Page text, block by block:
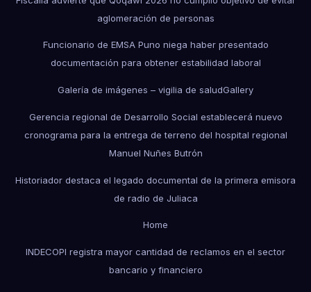
aglomeración de personas
Funcionario de EMSA Puno niega haber presentado
documentación para obtener estabilidad laboral
Galería de imágenes – vigilia de saludGallery
Gerencia regional de Desarrollo Social establecerá nuevo
cronograma para la entrega de terreno del hospital regional
Manuel Nuñes Butrón
Historiador destaca el legado documental de la primera emisora
de radio de Juliaca
Home
INDECOPI registra mayor cantidad de reclamos en el sector
bancario y financiero